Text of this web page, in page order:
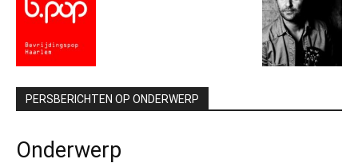
PERSBERICHTEN OP ONDERWERP
Onderwerp